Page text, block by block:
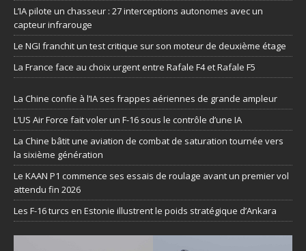
L’IA pilote un chasseur : 27 interceptions autonomes avec un
capteur infrarouge
Le NGI franchit un test critique sur son moteur de deuxième étage
La France face au choix urgent entre Rafale F4 et Rafale F5
La Chine confie à l’IA ses frappes aériennes de grande ampleur
L’US Air Force fait voler un F-16 sous le contrôle d’une IA
La Chine bâtit une aviation de combat de saturation tournée vers
la sixième génération
Le KAAN P1 commence ses essais de roulage avant un premier vol
attendu fin 2026
Les F-16 turcs en Estonie illustrent le poids stratégique d’Ankara